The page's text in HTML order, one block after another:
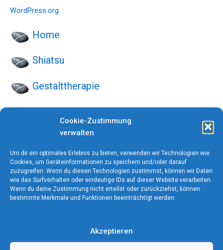
Cookie-Zustimmung
verwalten
Um dir ein optimales Erlebnis zu bieten, verwenden wir Technologien wie
Cookies, um Geräteinformationen zu speichern und/oder darauf
zuzugreifen. Wenn du diesen Technologien zustimmst, können wir Daten
wie das Surfverhalten oder eindeutige IDs auf dieser Website verarbeiten.
Wenn du deine Zustimmung nicht erteilst oder zurückziehst, können
bestimmte Merkmale und Funktionen beeinträchtigt werden.
Akzeptieren
WordPress.org
Home
Shiatsu
Gestalttherapie
Workshops
Mein Profil
Referenzen